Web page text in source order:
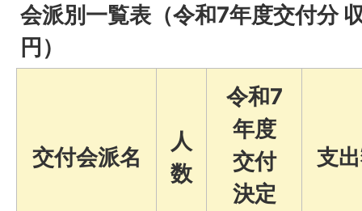
会派別一覧表（令和7年度交付分
円）
交付会派名
人
数
令和7
年度
交付
決定
支